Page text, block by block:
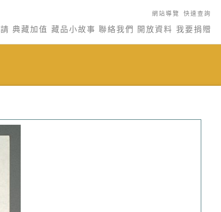
網站導覽 快速查詢
典藏加值 藏品小故事 聯絡我們 開放資料 我要捐贈